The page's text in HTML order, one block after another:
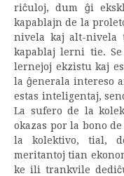
riĉuloj, dum ĝi
kapablajn de la
nivela kaj alt-nivela
kapablaj lerni tie.
lernejoj ekzistu kaj
la ĝenerala intereso
estas inteligentaj,
La sufero de la
okazas por la bono
la kolektivo, tial,
meritantoj tian
ke ili trankvile